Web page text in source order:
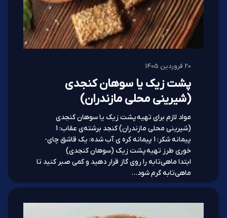
20 فروردین 1405
پشت زیک یا سوهان کنجدی
(شیرینی محلی مازندران)
مواد لازم برای تهیه پشت زیک یا سوهان کنجدی
(شیرینی محلی مازندران) کنجد برشته‌ی عقاب: 1
پیمانه شکر: 1 پیمانه کره ی آب شده: یک قاشق چای­
خوری طرز تهیه پشت زیک (سوهان کنجدی)
ابتدا ماهی‌تابه را روی گاز قرار دهید و کمی صبر کنید تا
ماهی‌تابه گرم شود…